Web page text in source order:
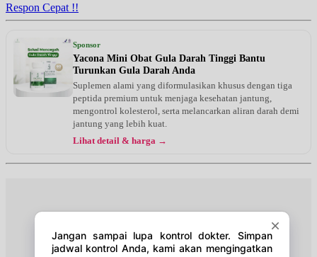
Jam 15:00 - 16:00
EKSEKUTIF
Senin, 24/08/2026
Jam 16:00 - 17:00
Jam 15:00 - 16:00
Senin, 31/08/2026
Jam 15:00 - 16:00
Respon Cepat !!
Sponsor
Yacona Mini Obat Gula Darah Tinggi Bantu
Turunkan Gula Darah Anda
Suplemen alami yang diformulasikan khusus dengan tiga
peptida premium untuk menjaga kesehatan jantung,
mengontrol kolesterol, serta melancarkan aliran darah demi
jantung yang lebih kuat.
Lihat detail & harga →